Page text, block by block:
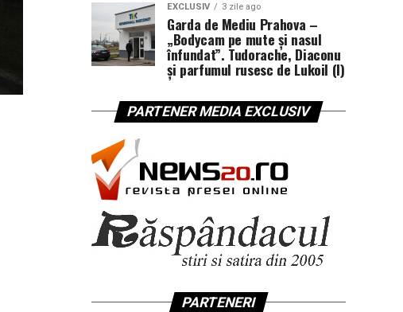
EXCLUSIV 3 zile ago
Garda de Mediu Prahova –
„Bodycam pe mute și nasul
înfundat”. Tudorache, Diaconu
și parfumul rusesc de Lukoil (I)
PARTENER MEDIA EXCLUSIV
PARTENERI